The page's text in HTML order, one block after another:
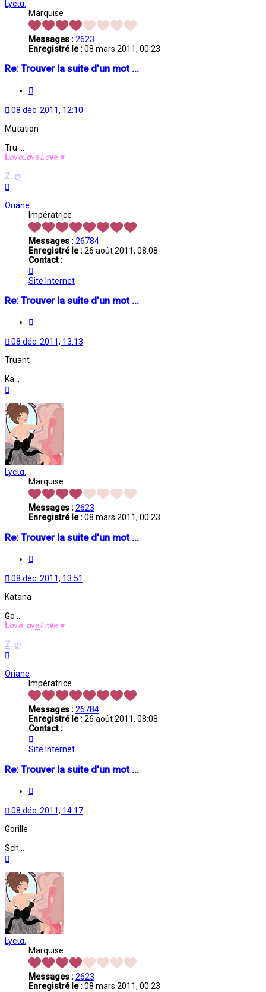
Lycια.
Marquise
Messages :2623
Enregistré le :08 mars 2011, 00:23
Re: Trouver la suite d'un mot ...
08 déc. 2011, 12:10
Mutation
Tru ...
LoveL oveL ove ♥
Z. ღ
Oriane
Impératrice
Messages :26784
Enregistré le :26 août 2011, 08:08
Contact :
Oriane
Site Internet
Re: Trouver la suite d'un mot ...
08 déc. 2011, 13:13
Truant
Ka...
Lycια.
Marquise
Messages :2623
Enregistré le :08 mars 2011, 00:23
Re: Trouver la suite d'un mot ...
08 déc. 2011, 13:51
Katana
Go ..
LoveL oveL ove ♥
Z. ღ
Oriane
Impératrice
Messages :26784
Enregistré le :26 août 2011, 08:08
Contact :
Oriane
Site Internet
Re: Trouver la suite d'un mot ...
08 déc. 2011, 14:17
Gorille
Sch...
Lycια.
Marquise
Messages :2623
Enregistré le :08 mars 2011, 00:23